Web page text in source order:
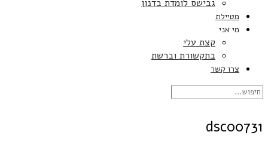
גבישס לומדת בדנון
מטיילת
מי אני
קצת עלי
בתקשורת וברשת
צרו קשר
dsc00731